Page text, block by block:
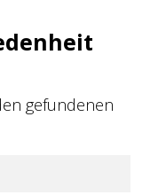
gefundenen